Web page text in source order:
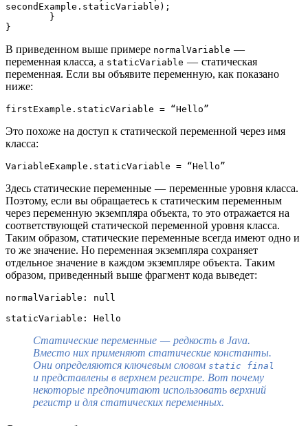
secondExample.staticVariable);
	}
}
В приведенном выше примере normalVariable —
переменная класса, а staticVariable — статическая
переменная. Если вы объявите переменную, как показано
ниже:
firstExample.staticVariable = “Hello”
Это похоже на доступ к статической переменной через имя
класса:
VariableExample.staticVariable = “Hello”
Здесь статические переменные — переменные уровня класса.
Поэтому, если вы обращаетесь к статическим переменным
через переменную экземпляра объекта, то это отражается на
соответствующей статической переменной уровня класса.
Таким образом, статические переменные всегда имеют одно и
то же значение. Но переменная экземпляра сохраняет
отдельное значение в каждом экземпляре объекта. Таким
образом, приведенный выше фрагмент кода выведет:
normalVariable: null
staticVariable: Hello
Статические переменные — редкость в Java.
Вместо них применяют статические константы.
Они определяются ключевым словом static final
и представлены в верхнем регистре. Вот почему
некоторые предпочитают использовать верхний
регистр и для статических переменных.